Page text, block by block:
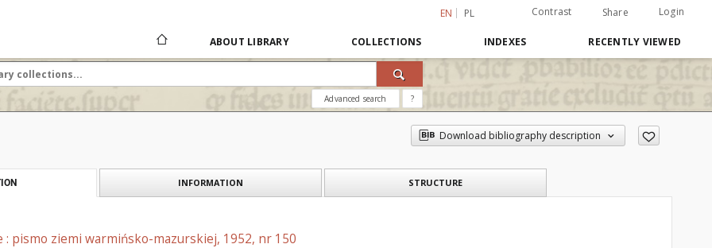
EN PL Contrast Share Login
ABOUT LIBRARY COLLECTIONS INDEXES RECENTLY VIEWED
Advanced search ?
Download bibliography description
INFORMATION STRUCTURE
: pismo ziemi warmińsko-mazurskiej, 1952, nr 150